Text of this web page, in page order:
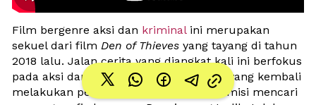
Film bergenre aksi dan kriminal ini merupakan
sekuel dari film Den of Thieves yang tayang di tahun
2018 lalu. Jalan cerita yang diangkat kali ini berfokus
pada aksi dari Big Nick, tim detektif L.A yang kembali
melakukan perburuan di Eropa dalam misi mencari